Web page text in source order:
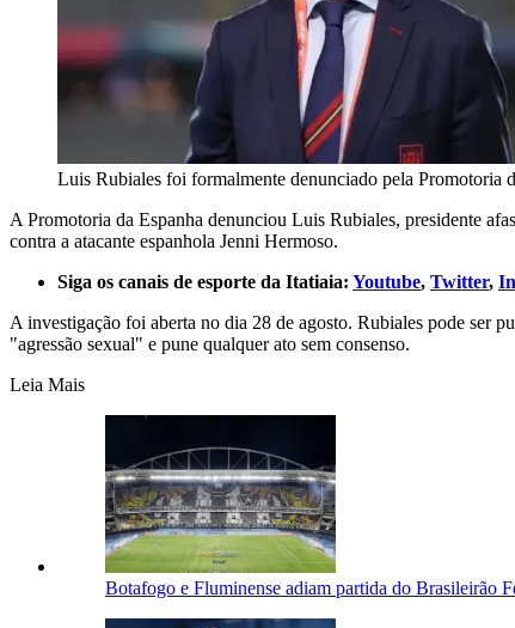
Luis Rubiales foi formalmente denunciado pela Promotoria
A Promotoria da Espanha denunciou Luis Rubiales, presidente
contra a atacante espanhola Jenni Hermoso.
Siga os canais de esporte da Itatiaia: Youtube, Twitter,
A investigação foi aberta no dia 28 de agosto. Rubiales pode ser
"agressão sexual" e pune qualquer ato sem consenso.
Leia Mais
Botafogo e Fluminense adiam partida do Brasileirão